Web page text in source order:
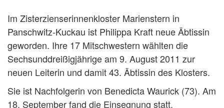
Im Zisterzienserinnenkloster Marienstern in
Panschwitz-Kuckau ist Philippa Kraft neue Äbtissin
geworden. Ihre 17 Mitschwestern wählten die
Sechsunddreißigjährige am 9. August 2011 zur
neuen Leiterin und damit 43. Äbtissin des Klosters.
Sie ist Nachfolgerin von Benedicta Waurick (73). Am
18. September fand die Einsegnung statt.